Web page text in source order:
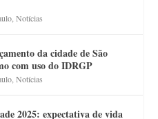
,Notícias
da cidade de São
com uso do IDRGP
,Notícias
2025: expectativa de vida